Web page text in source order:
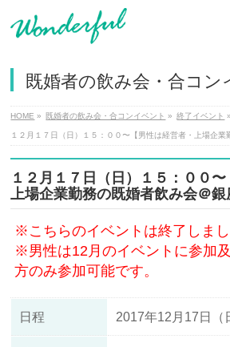
既婚者の飲み会・合コン
HOME » 既婚者の飲み会・合コンイベント » 終了イベント »
１２月１７日（日）１５：００〜【男性は経営者・上場企業
１２月１７日（日）１５：００〜
上場企業勤務の既婚者飲み会＠銀
※こちらのイベントは終了しまし
※男性は12月のイベントに参加
方のみ参加可能です。
日程 2017年12月17日（